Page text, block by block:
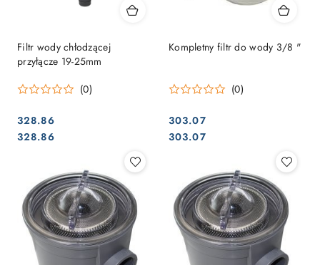
Filtr wody chłodzącej
przyłącze 19-25mm
(0)
Cena:
328.86
Cena:
328.86
Kompletny filtr do wody 3/8 "
(0)
Cena:
303.07
Cena:
303.07